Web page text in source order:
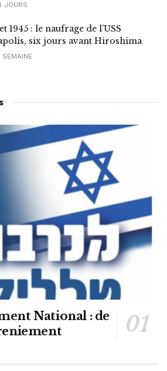
JOURS
1945 : le naufrage de l’USS
six jours avant Hiroshima
National : de